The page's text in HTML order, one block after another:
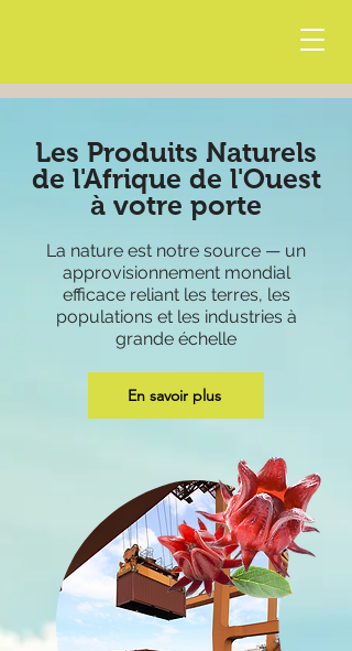
Les Produits Naturels
de l'Afrique de l'Ouest
à votre porte
La nature est notre source — un
approvisionnement mondial
efficace reliant les terres, les
populations et les industries à
grande échelle
En savoir plus